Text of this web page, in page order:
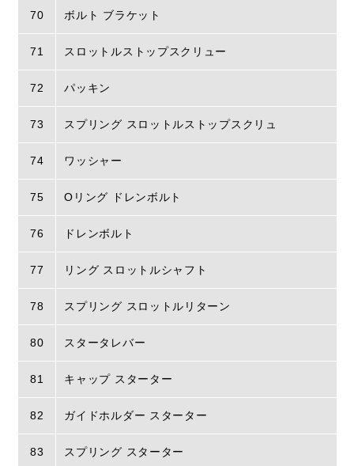
70 ボルト ブラケット
71 スロットルストップスクリュー
72 パッキン
73 スプリング スロットルストップスクリュ
74 ワッシャー
75 Oリング ドレンボルト
76 ドレンボルト
77 リング スロットルシャフト
78 スプリング スロットルリターン
80 スタータレバー
81 キャップ スターター
82 ガイドホルダー スターター
83 スプリング スターター